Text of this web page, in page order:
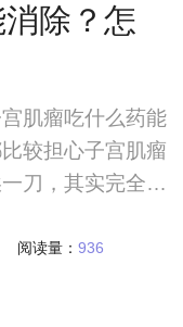
除？怎
肌瘤吃什么药能
较担心子宫肌瘤
刀，其实完全没
消除可能不太现
阅读量： 936